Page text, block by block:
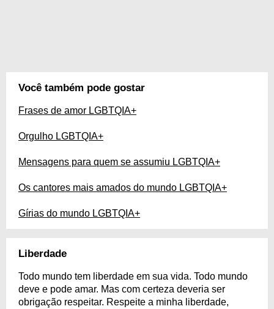
Você também pode gostar
Frases de amor LGBTQIA+
Orgulho LGBTQIA+
Mensagens para quem se assumiu LGBTQIA+
Os cantores mais amados do mundo LGBTQIA+
Gírias do mundo LGBTQIA+
Liberdade
Todo mundo tem liberdade em sua vida. Todo mundo
deve e pode amar. Mas com certeza deveria ser
obrigação respeitar. Respeite a minha liberdade,